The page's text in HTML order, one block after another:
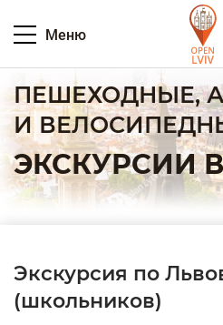
Меню
ПЕШЕХОДНЫЕ,
И
ЭКСКУРСИИ
Экскурсия по
(школьников)